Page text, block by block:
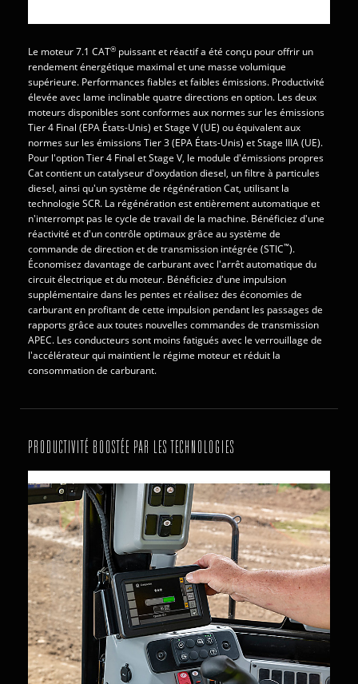
Le moteur 7.1 CAT® puissant et réactif a été conçu pour offrir un
rendement énergétique maximal et une masse volumique
supérieure. Performances fiables et faibles émissions. Productivité
élevée avec lame inclinable quatre directions en option. Les deux
moteurs disponibles sont conformes aux normes sur les émissions
Tier 4 Final (EPA États-Unis) et Stage V (UE) ou équivalent aux
normes sur les émissions Tier 3 (EPA États-Unis) et Stage IIIA (UE).
Pour l'option Tier 4 Final et Stage V, le module d'émissions propres
Cat contient un catalyseur d'oxydation diesel, un filtre à particules
diesel, ainsi qu'un système de régénération Cat, utilisant la
technologie SCR. La régénération est entièrement automatique et
n'interrompt pas le cycle de travail de la machine. Bénéficiez d'une
réactivité et d'un contrôle optimaux grâce au système de
commande de direction et de transmission intégrée (STIC™).
Économisez davantage de carburant avec l'arrêt automatique du
circuit électrique et du moteur. Bénéficiez d'une impulsion
supplémentaire dans les pentes et réalisez des économies de
carburant en profitant de cette impulsion pendant les passages de
rapports grâce aux toutes nouvelles commandes de transmission
APEC. Les conducteurs sont moins fatigués avec le verrouillage de
l'accélérateur qui maintient le régime moteur et réduit la
consommation de carburant.
PRODUCTIVITÉ BOOSTÉE PAR LES TECHNOLOGIES